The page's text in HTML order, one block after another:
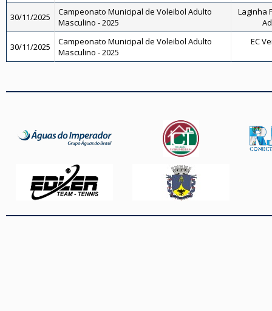
30/11/2025
Campeonato Municipal de Voleibol Adulto
Masculino - 2025
Laginha
30/11/2025
Campeonato Municipal de Voleibol Adulto
Masculino - 2025
EC